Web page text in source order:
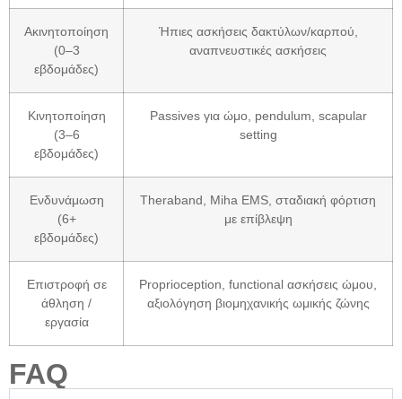
Ακινητοποίηση
(0–3
εβδομάδες)
Ήπιες ασκήσεις δακτύλων/καρπού,
αναπνευστικές ασκήσεις
Κινητοποίηση
(3–6
εβδομάδες)
Passives για ώμο, pendulum, scapular
setting
Ενδυνάμωση
(6+
εβδομάδες)
Theraband, Miha EMS, σταδιακή φόρτιση
με επίβλεψη
Επιστροφή σε
άθληση /
εργασία
Proprioception, functional ασκήσεις ώμου,
αξιολόγηση βιομηχανικής ωμικής ζώνης
FAQ